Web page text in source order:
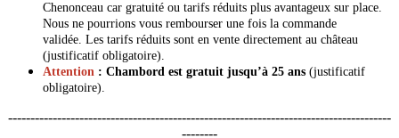
Chenonceau car gratuité ou tarifs réduits plus avantageux sur place.
Nous ne pourrions vous rembourser une fois la commande
validée. Les tarifs réduits sont en vente directement au château
(justificatif obligatoire).
Attention : Chambord est gratuit jusqu’à 25 ans (justificatif
obligatoire).
--------------------------------------------------------------------------------------
--------